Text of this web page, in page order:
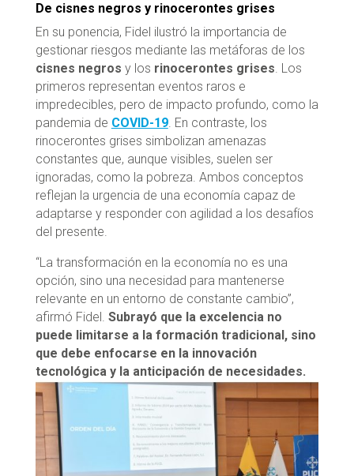
De cisnes negros y rinocerontes grises
En su ponencia, Fidel ilustró la importancia de
gestionar riesgos mediante las metáforas de los
cisnes negros y los rinocerontes grises. Los
primeros representan eventos raros e
impredecibles, pero de impacto profundo, como la
pandemia de COVID-19. En contraste, los
rinocerontes grises simbolizan amenazas
constantes que, aunque visibles, suelen ser
ignoradas, como la pobreza. Ambos conceptos
reflejan la urgencia de una economía capaz de
adaptarse y responder con agilidad a los desafíos
del presente.
“La transformación en la economía no es una
opción, sino una necesidad para mantenerse
relevante en un entorno de constante cambio”,
afirmó Fidel. Subrayó que la excelencia no
puede limitarse a la formación tradicional, sino
que debe enfocarse en la innovación
tecnológica y la anticipación de necesidades.